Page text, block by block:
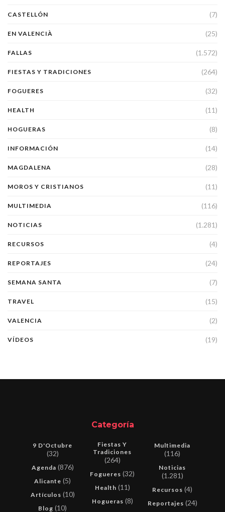
CASTELLÓN (7)
EN VALENCIÀ (25)
FALLAS (1.572)
FIESTAS Y TRADICIONES (264)
FOGUERES (32)
HEALTH (11)
HOGUERAS (8)
INFORMACIÓN (14)
MAGDALENA (28)
MOROS Y CRISTIANOS (11)
MULTIMEDIA (116)
NOTICIAS (1.281)
RECURSOS (4)
REPORTAJES (24)
SEMANA SANTA (7)
TRAVEL (15)
VALENCIA (2)
VÍDEOS (19)
Categoría
9 D'Octubre
(32)
Agenda (876)
Alicante (5)
Artículos (10)
Blog (10)
Fiestas Y
Tradiciones
(264)
Fogueres (32)
Health (11)
Hogueras (8)
Multimedia
(116)
Noticias
(1.281)
Recursos (4)
Reportajes (24)